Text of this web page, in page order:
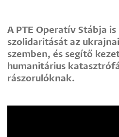
A PTE Operatív Stábja
szolidaritását az
szemben, és segítő
humanitárius
rászorulóknak.